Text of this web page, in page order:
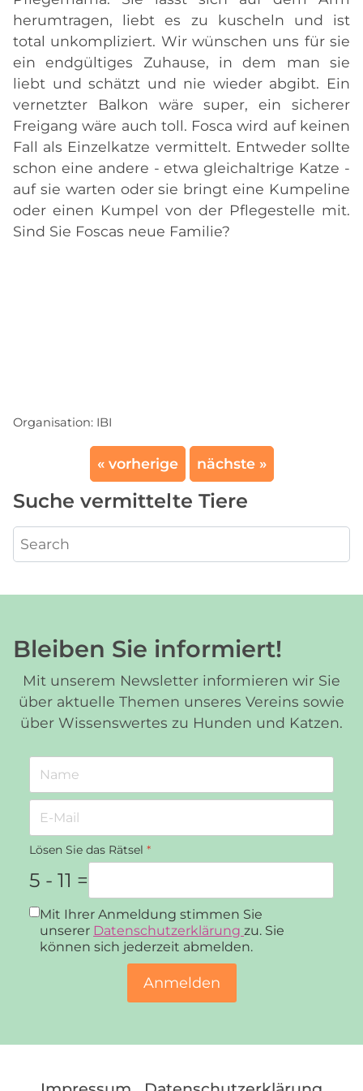
herumtragen, liebt es zu kuscheln und ist
total unkompliziert. Wir wünschen uns für sie
ein endgültiges Zuhause, in dem man sie
liebt und schätzt und nie wieder abgibt. Ein
vernetzter Balkon wäre super, ein sicherer
Freigang wäre auch toll. Fosca wird auf keinen
Fall als Einzelkatze vermittelt. Entweder sollte
schon eine andere - etwa gleichaltrige Katze -
auf sie warten oder sie bringt eine Kumpeline
oder einen Kumpel von der Pflegestelle mit.
Sind Sie Foscas neue Familie?
Organisation: IBI
« vorherige nächste »
Suche vermittelte Tiere
Bleiben Sie informiert!
Mit unserem Newsletter informieren wir Sie
über aktuelle Themen unseres Vereins sowie
über Wissenswertes zu Hunden und Katzen.
Lösen Sie das Rätsel *
5 - 11 =
Datenschutz*
Mit Ihrer Anmeldung stimmen Sie
unserer Datenschutzerklärung zu. Sie
können sich jederzeit abmelden.
Anmelden